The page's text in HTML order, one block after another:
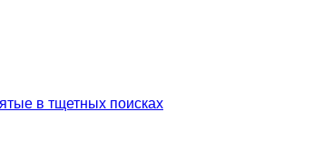
в тщетных поисках